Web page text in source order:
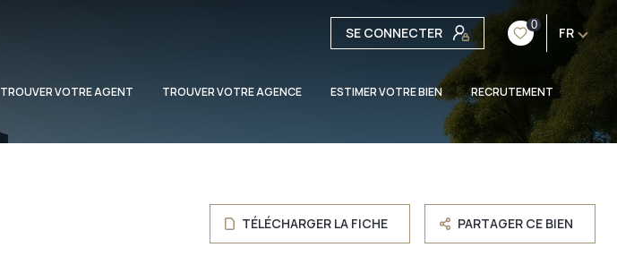
SE CONNECTER 0 FR
TROUVER VOTRE AGENT TROUVER VOTRE AGENCE ESTIMER VOTRE BIEN RECRUTEMENT
TÉLÉCHARGER LA FICHE PARTAGER CE BIEN